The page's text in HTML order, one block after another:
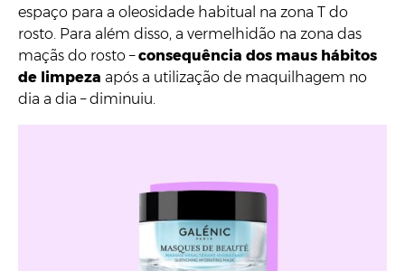
espaço para a oleosidade habitual na zona T do
rosto. Para além disso, a vermelhidão na zona das
maçãs do rosto –consequência dos maus hábitos
de limpeza após a utilização de maquilhagem no
dia a dia – diminuiu.